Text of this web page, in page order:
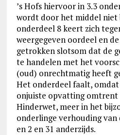
’s Hofs hiervoor in 3.3
wordt door het middel niet
onderdeel 8 keert zich
weergegeven oordeel en
getrokken slotsom dat de
te handelen met het
(oud) onrechtmatig heeft
Het onderdeel faalt,
onjuiste opvatting omtrent
Hinderwet, meer in het
onderlinge verhouding van
en 2 en 31 anderzijds.